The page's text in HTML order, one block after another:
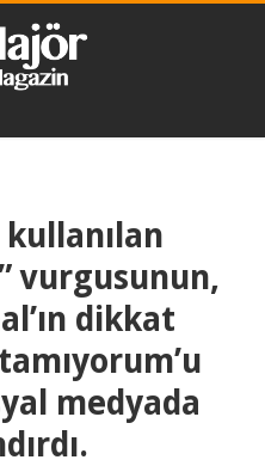
vurgusunun,
dikkat
medyada